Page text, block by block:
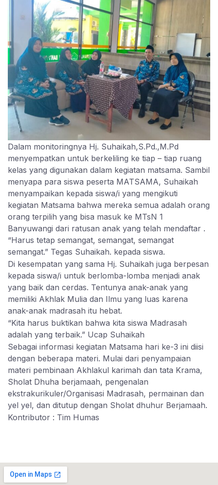
Dalam monitoringnya Hj. Suhaikah,S.Pd.,M.Pd
menyempatkan untuk berkeliling ke tiap – tiap ruang
kelas yang digunakan dalam kegiatan matsama. Sambil
menyapa para siswa peserta MATSAMA, Suhaikah
menyampaikan kepada siswa/i yang mengikuti
kegiatan Matsama bahwa mereka semua adalah orang
orang terpilih yang bisa masuk ke MTsN 1
Banyuwangi dari ratusan anak yang telah mendaftar .
“Harus tetap semangat, semangat, semangat
semangat.” Tegas Suhaikah. kepada siswa.
Di kesempatan yang sama Hj. Suhaikah juga berpesan
kepada siswa/i untuk berlomba-lomba menjadi anak
yang baik dan cerdas. Tentunya anak-anak yang
memiliki Akhlak Mulia dan Ilmu yang luas karena
anak-anak madrasah itu hebat.
“Kita harus buktikan bahwa kita siswa Madrasah
adalah yang terbaik.” Ucap Suhaikah
Sebagai informasi kegiatan Matsama hari ke-3 ini diisi
dengan beberapa materi. Mulai dari penyampaian
materi pembinaan Akhlakul karimah dan tata Krama,
Sholat Dhuha berjamaah, pengenalan
ekstrakurikuler/Organisasi Madrasah, permainan dan
yel yel, dan ditutup dengan Sholat dhuhur Berjamaah.
Kontributor : Tim Humas